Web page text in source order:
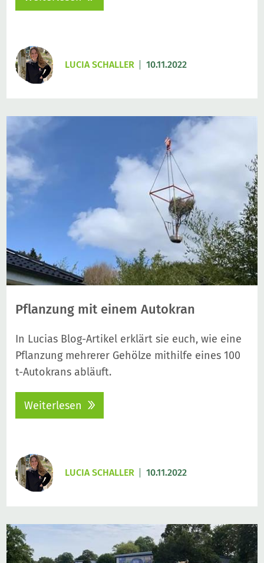
LUCIA SCHALLER 10.11.2022
Pflanzung mit einem Autokran
In Lucias Blog-Artikel erklärt sie euch, wie eine
Pflanzung mehrerer Gehölze mithilfe eines 100
t-Autokrans abläuft.
Weiterlesen
LUCIA SCHALLER 10.11.2022